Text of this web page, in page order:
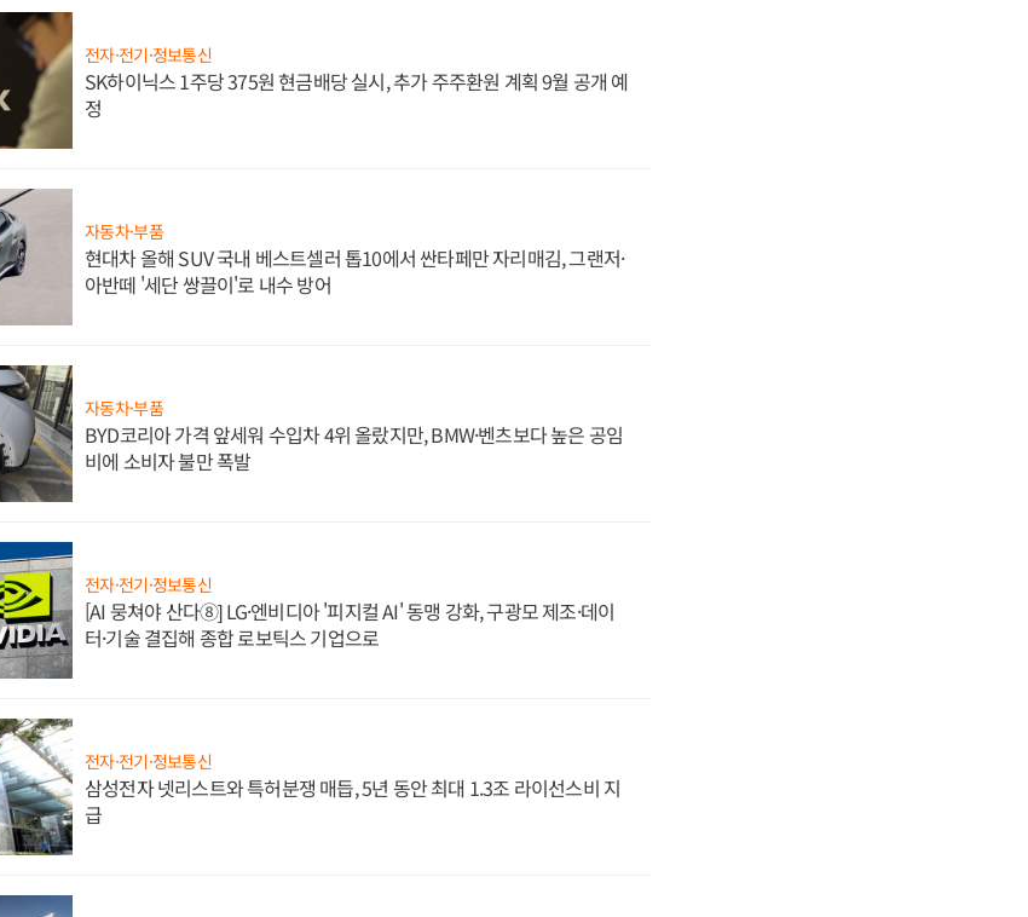
전자·전기·정보통신
SK하이닉스 1주당 375원 현금배당 실시, 추가 주주환원 계획 9월 공개 예
정
자동차·부품
현대차 올해 SUV 국내 베스트셀러 톱10에서 싼타페만 자리매김, 그랜저·
아반떼 '세단 쌍끌이'로 내수 방어
자동차·부품
BYD코리아 가격 앞세워 수입차 4위 올랐지만, BMW·벤츠보다 높은 공임
비에 소비자 불만 폭발
전자·전기·정보통신
[AI 뭉쳐야 산다⑧] LG·엔비디아 '피지컬 AI' 동맹 강화, 구광모 제조·데이
터·기술 결집해 종합 로보틱스 기업으로
전자·전기·정보통신
삼성전자 넷리스트와 특허분쟁 매듭, 5년 동안 최대 1.3조 라이선스비 지
급